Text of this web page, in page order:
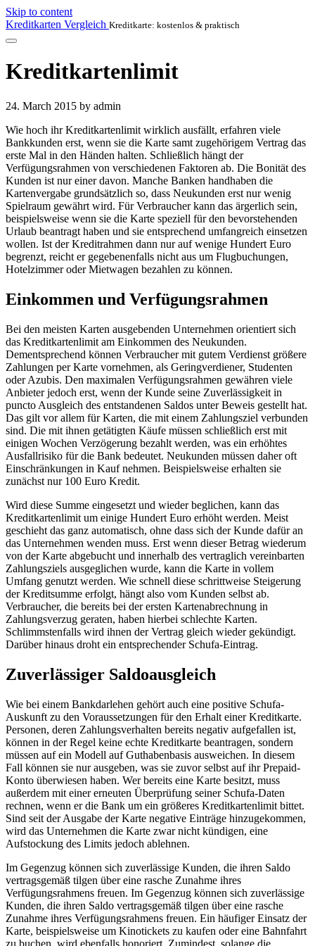
Skip to content
Kreditkarten Vergleich Kreditkarte: kostenlos & praktisch
Kreditkartenlimit
24. March 2015 by admin
Wie hoch ihr Kreditkartenlimit wirklich ausfällt, erfahren viele
Bankkunden erst, wenn sie die Karte samt zugehörigem Vertrag das
erste Mal in den Händen halten. Schließlich hängt der
Verfügungsrahmen von verschiedenen Faktoren ab. Die Bonität des
Kunden ist nur einer davon. Manche Banken handhaben die
Kartenvergabe grundsätzlich so, dass Neukunden erst nur wenig
Spielraum gewährt wird. Für Verbraucher kann das ärgerlich sein,
beispielsweise wenn sie die Karte speziell für den bevorstehenden
Urlaub beantragt haben und sie entsprechend umfangreich einsetzen
wollen. Ist der Kreditrahmen dann nur auf wenige Hundert Euro
begrenzt, reicht er gegebenenfalls nicht aus um Flugbuchungen,
Hotelzimmer oder Mietwagen bezahlen zu können.
Einkommen und Verfügungsrahmen
Bei den meisten Karten ausgebenden Unternehmen orientiert sich
das Kreditkartenlimit am Einkommen des Neukunden.
Dementsprechend können Verbraucher mit gutem Verdienst größere
Zahlungen per Karte vornehmen, als Geringverdiener, Studenten
oder Azubis. Den maximalen Verfügungsrahmen gewähren viele
Anbieter jedoch erst, wenn der Kunde seine Zuverlässigkeit in
puncto Ausgleich des entstandenen Saldos unter Beweis gestellt hat.
Das gilt vor allem für Karten, die mit einem Zahlungsziel verbunden
sind. Die mit ihnen getätigten Käufe müssen schließlich erst mit
einigen Wochen Verzögerung bezahlt werden, was ein erhöhtes
Ausfallrisiko für die Bank bedeutet. Neukunden müssen daher oft
Einschränkungen in Kauf nehmen. Beispielsweise erhalten sie
zunächst nur 100 Euro Kredit.
Wird diese Summe eingesetzt und wieder beglichen, kann das
Kreditkartenlimit um einige Hundert Euro erhöht werden. Meist
geschieht das ganz automatisch, ohne dass sich der Kunde dafür an
das Unternehmen wenden muss. Erst wenn dieser Betrag wiederum
von der Karte abgebucht und innerhalb des vertraglich vereinbarten
Zahlungsziels ausgeglichen wurde, kann die Karte in vollem
Umfang genutzt werden. Wie schnell diese schrittweise Steigerung
der Kreditsumme erfolgt, hängt also vom Kunden selbst ab.
Verbraucher, die bereits bei der ersten Kartenabrechnung in
Zahlungsverzug geraten, haben hierbei schlechte Karten.
Schlimmstenfalls wird ihnen der Vertrag gleich wieder gekündigt.
Darüber hinaus droht ein entsprechender Schufa-Eintrag.
Zuverlässiger Saldoausgleich
Wie bei einem Bankdarlehen gehört auch eine positive Schufa-
Auskunft zu den Voraussetzungen für den Erhalt einer Kreditkarte.
Personen, deren Zahlungsverhalten bereits negativ aufgefallen ist,
können in der Regel keine echte Kreditkarte beantragen, sondern
müssen auf ein Modell auf Guthabenbasis ausweichen. In diesem
Fall können sie nur ausgeben, was sie zuvor selbst auf ihr Prepaid-
Konto überwiesen haben. Wer bereits eine Karte besitzt, muss
außerdem mit einer erneuten Überprüfung seiner Schufa-Daten
rechnen, wenn er die Bank um ein größeres Kreditkartenlimit bittet.
Sind seit der Ausgabe der Karte negative Einträge hinzugekommen,
wird das Unternehmen die Karte zwar nicht kündigen, eine
Aufstockung des Limits jedoch ablehnen.
Im Gegenzug können sich zuverlässige Kunden, die ihren Saldo
vertragsgemäß tilgen über eine rasche Zunahme ihres
Verfügungsrahmens freuen. Im Gegenzug können sich zuverlässige
Kunden, die ihren Saldo vertragsgemäß tilgen über eine rasche
Zunahme ihres Verfügungsrahmens freuen. Ein häufiger Einsatz der
Karte, beispielsweise um Kinotickets zu kaufen oder eine Bahnfahrt
zu buchen, wird ebenfalls honoriert. Zumindest, solange die